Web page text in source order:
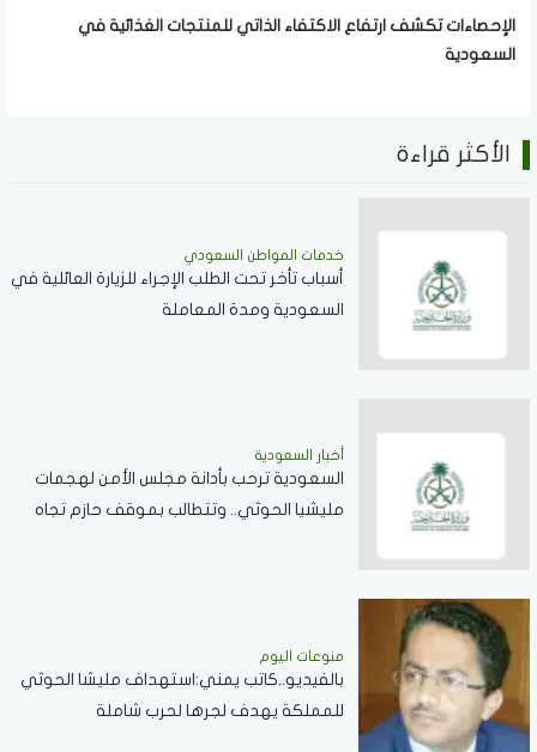
الإحصاءات تكشف ارتفاع الاكتفاء الذاتي للمنتجات الغذائية في
السعودية
الأكثر قراءة
خدمات المواطن السعودي
أسباب تأخر تحت الطلب الإجراء للزيارة العائلية في
السعودية ومدة المعاملة
أخبار السعودية
السعودية ترحب بأدانة مجلس الأمن لهجمات
مليشيا الحوثي.. وتتطالب بموقف حازم تجاه
منوعات اليوم
بالفيديو..كاتب يمني:استهداف مليشا الحوثي
للمملكة يهدف لجرها لحرب شاملة